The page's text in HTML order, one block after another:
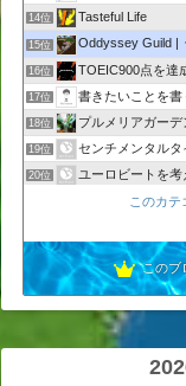
14位 Tasteful Life
15位 Oddyssey Guild |
16位 TOEIC900点を達
17位 書きたいことを書
18位 プルメリアガーデ
19位 センチメンタルタ
20位 ユーロビートを考
Infinity_obstinacy
このカテ
このブ